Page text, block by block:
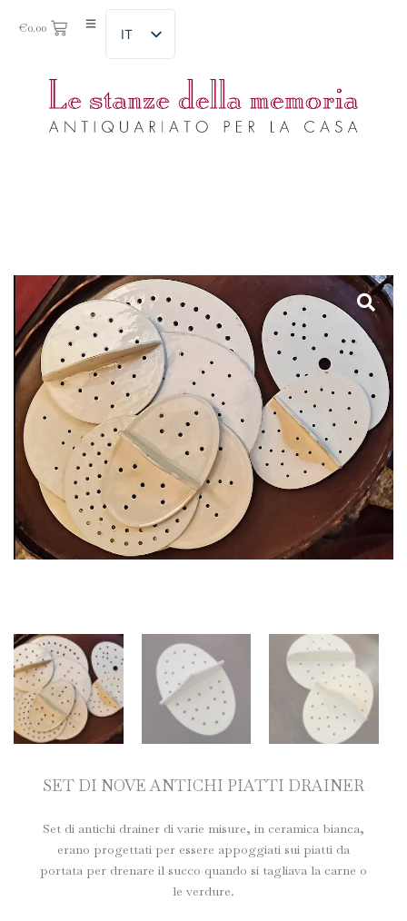
€0.00 IT
SET DI NOVE ANTICHI PIATTI DRAINER
Set di antichi drainer di varie misure, in ceramica bianca,
erano progettati per essere appoggiati sui piatti da
portata per drenare il succo quando si tagliava la carne o
le verdure.